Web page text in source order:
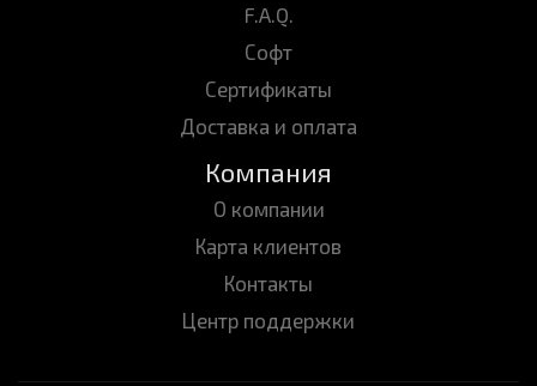
F.A.Q.
Софт
Сертификаты
Доставка и оплата
Компания
О компании
Карта клиентов
Контакты
Центр поддержки